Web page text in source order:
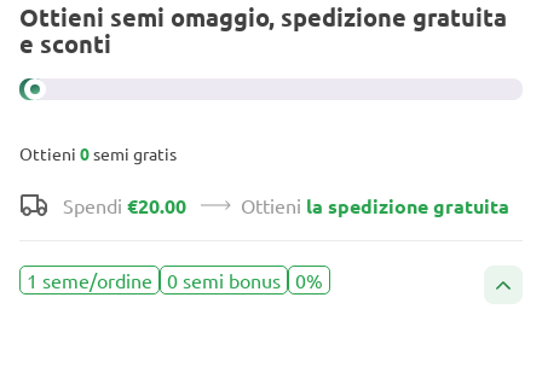
Ottieni semi omaggio, spedizione gratuita
e sconti
Ottieni 0semi gratis
Spendi €20.00 Ottieni la spedizione gratuita
1 seme/ordine 0 semi bonus 0%